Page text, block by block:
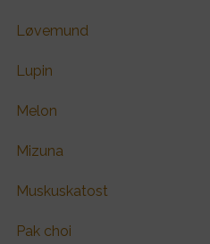
Løvemund
Lupin
Melon
Mizuna
Muskuskatost
Pak choi